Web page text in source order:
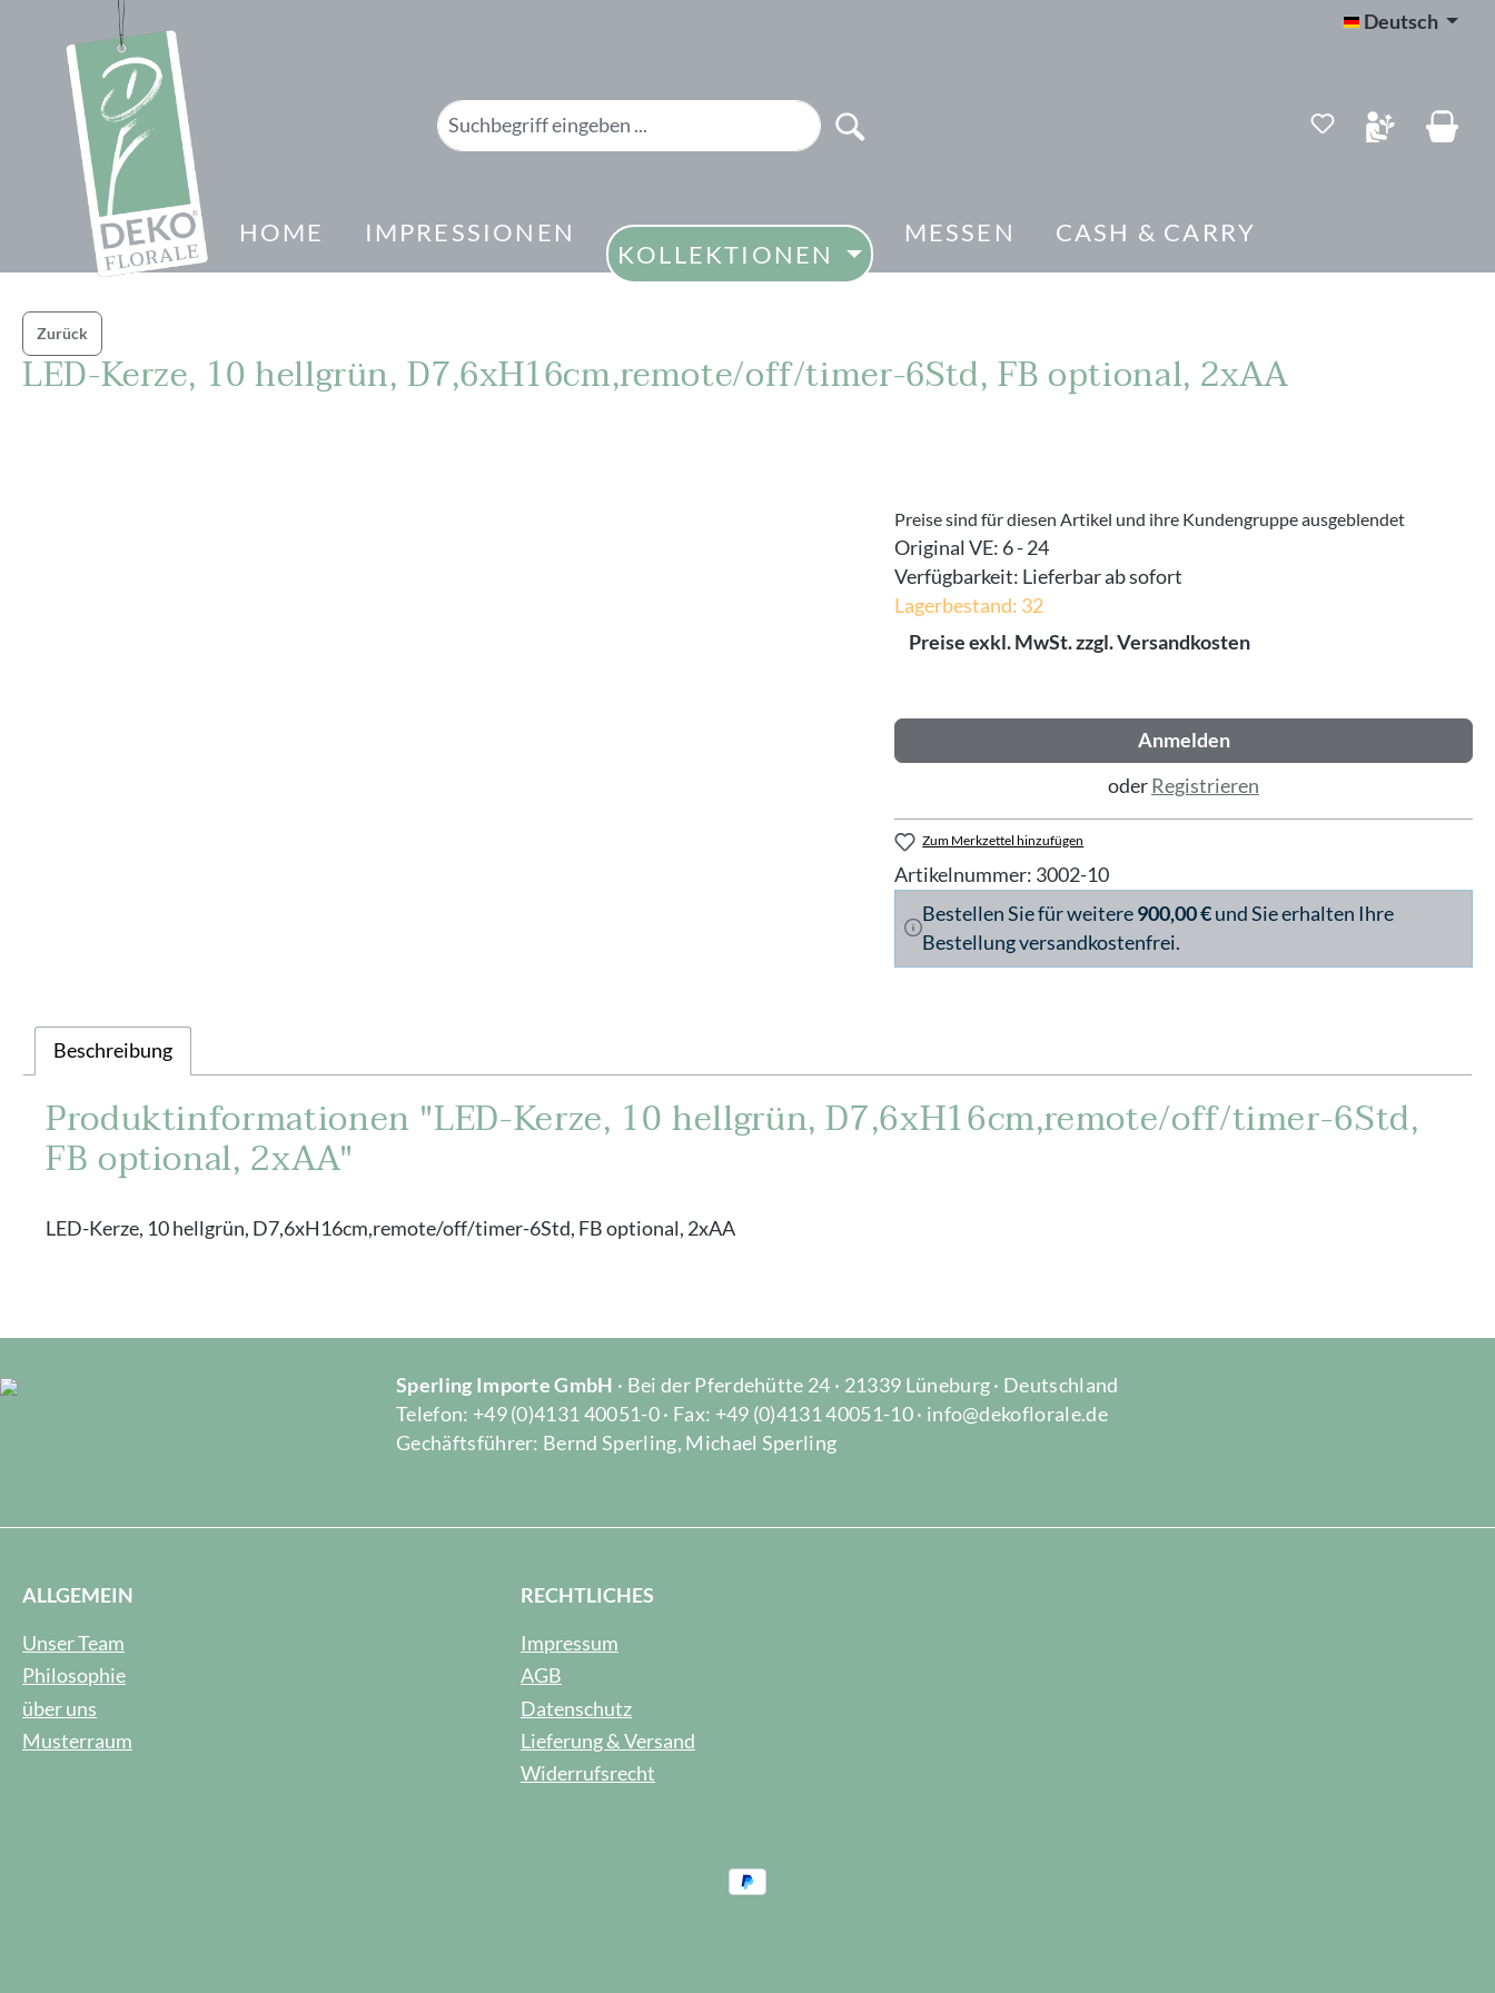
Zur Hauptnavigation springen Deutsch
Du hast 0
HOME IMPRESSIONEN
KOLLEKTIONEN
MESSEN CASH & CARRY
Zurück
LED-Kerze, 10 hellgrün, D7,6xH16cm,remote/off/timer-6Std, FB optional, 2xAA
Preise sind für diesen Artikel und ihre Kundengruppe ausgeblendet
Original VE: 6 - 24
Verfügbarkeit: Lieferbar ab sofort
Lagerbestand: 32
Preise exkl. MwSt. zzgl. Versandkosten
Anmelden
oderRegistrieren
Zum Merkzettel hinzufügen
Artikelnummer: 3002-10
Bestellen Sie für weitere900,00 €und Sie erhalten Ihre
Bestellung versandkostenfrei.
Beschreibung
Produktinformationen "LED-Kerze, 10 hellgrün, D7,6xH16cm,remote/off/timer-6Std,
FB optional, 2xAA"
LED-Kerze, 10 hellgrün, D7,6xH16cm,remote/off/timer-6Std, FB optional, 2xAA
Sperling Importe GmbH · Bei der Pferdehütte 24 · 21339 Lüneburg · Deutschland
Telefon: +49 (0)4131 40051-0 · Fax: +49 (0)4131 40051-10 · info@dekoflorale.de
Gechäftsführer: Bernd Sperling, Michael Sperling
ALLGEMEIN
Unser Team
Philosophie
über uns
Musterraum
RECHTLICHES
Impressum
AGB
Datenschutz
Lieferung & Versand
Widerrufsrecht